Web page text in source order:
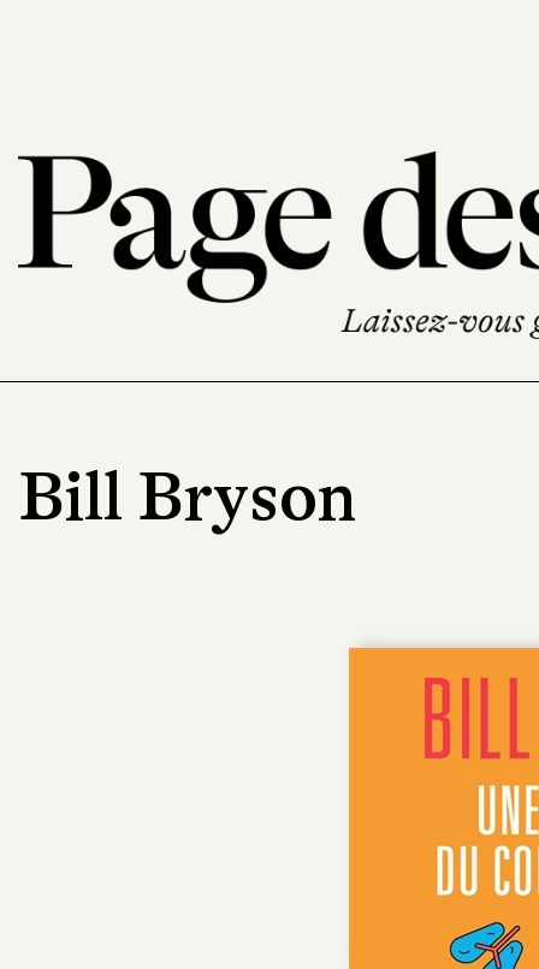
Bill Bryson